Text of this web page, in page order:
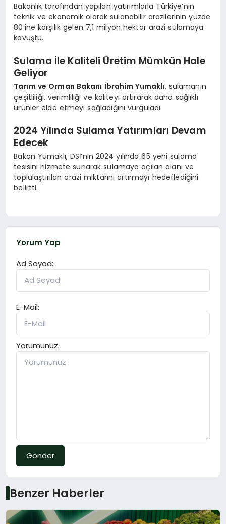
Bakanlık tarafından yapılan yatırımlarla Türkiye’nin
teknik ve ekonomik olarak sulanabilir arazilerinin yüzde
80’ine karşılık gelen 7,1 milyon hektar arazi sulamaya
kavuştu.
Sulama İle Kaliteli Üretim Mümkün Hale
Geliyor
Tarım ve Orman Bakanı İbrahim Yumaklı, sulamanın
çeşitliliği, verimliliği ve kaliteyi artırarak daha sağlıklı
ürünler elde etmeyi sağladığını vurguladı.
2024 Yılında Sulama Yatırımları Devam
Edecek
Bakan Yumaklı, DSİ’nin 2024 yılında 65 yeni sulama
tesisini hizmete sunarak sulamaya açılan alanı ve
toplulaştırılan arazi miktarını artırmayı hedeflediğini
belirtti.
Yorum Yap
Ad Soyad:
E-Mail:
Yorumunuz:
Gönder
Benzer Haberler